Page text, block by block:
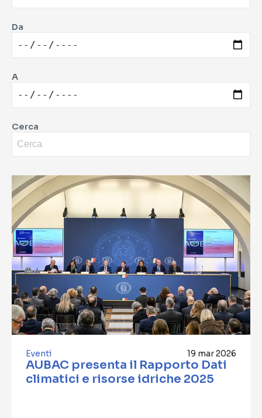
Da
A
Cerca
Eventi 19 mar 2026
AUBAC presenta il Rapporto Dati
climatici e risorse idriche 2025